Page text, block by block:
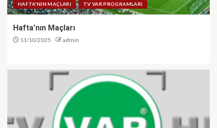
HAFTA'NIN MAÇLARI TV VAR PROGRAMLARI
Hafta’nın Maçları
13/10/2025 admin